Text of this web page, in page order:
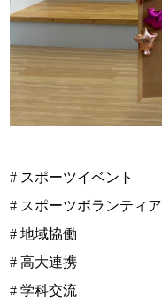
# スポーツイベント
# スポーツボランティア
# 地域協働
# 高大連携
# 学科交流